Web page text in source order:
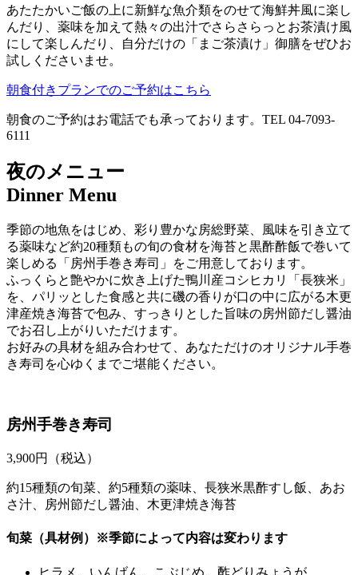
あたたかいご飯の上に新鮮な魚介類をのせて海鮮丼風に楽し
んだり、薬味を加えて熱々の出汁でさらさらっとお茶漬け風
にして楽しんだり、自分だけの「まご茶漬け」御膳をぜひお
試しくださいませ。
朝食付きプランでのご予約はこちら
朝食のご予約はお電話でも承っております。TEL 04-7093-
6111
夜のメニュー
Dinner Menu
季節の地魚をはじめ、彩り豊かな房総野菜、風味を引き立て
る薬味など約20種類もの旬の食材を海苔と黒酢酢飯で巻いて
楽しめる「房州手巻き寿司」をご用意しております。
ふっくらと艶やかに炊き上げた鴨川産コシヒカリ「長狭米」
を、パリッとした食感と共に磯の香りが口の中に広がる木更
津産焼き海苔で包み、すっきりとした旨味の房州節だし醤油
でお召し上がりいただけます。
お好みの具材を組み合わせて、あなただけのオリジナル手巻
き寿司を心ゆくまでご堪能ください。
房州手巻き寿司
3,900円（税込）
約15種類の旬菜、約5種類の薬味、長狭米黒酢すし飯、あお
さ汁、房州節だし醤油、木更津焼き海苔
旬菜（具材例）※季節によって内容は変わります
ヒラメ、いんげん、こぶじめ、酢どりみょうが